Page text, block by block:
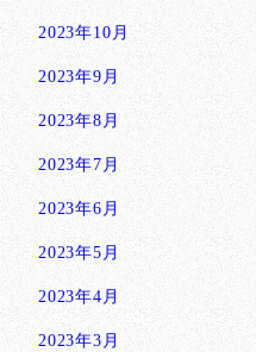
2023年10月
2023年9月
2023年8月
2023年7月
2023年6月
2023年5月
2023年4月
2023年3月